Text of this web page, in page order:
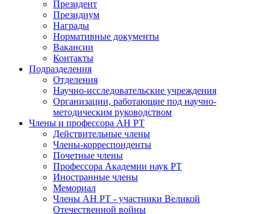
Президент
Президиум
Награды
Нормативные документы
Вакансии
Контакты
Подразделения
Отделения
Научно-исследовательские учреждения
Организации, работающие под научно-
методическим руководством
Члены и профессора АН РТ
Действительные члены
Члены-корреспонденты
Почетные члены
Профессора Академии наук РТ
Иностранные члены
Мемориал
Члены АН РТ - участники Великой
Отечественной войны